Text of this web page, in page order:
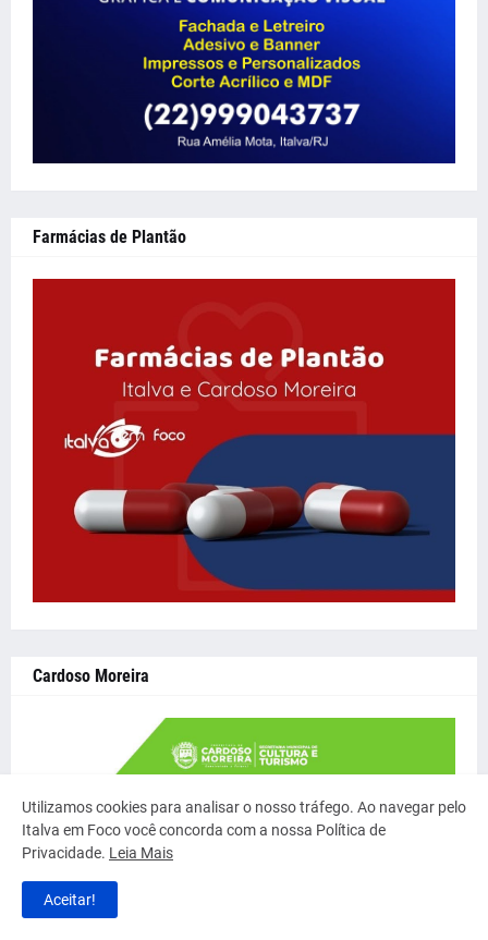
Farmácias de Plantão
Cardoso Moreira
Utilizamos cookies para analisar o nosso tráfego. Ao navegar pelo
Italva em Foco você concorda com a nossa Política de
Privacidade. Leia Mais
Aceitar!